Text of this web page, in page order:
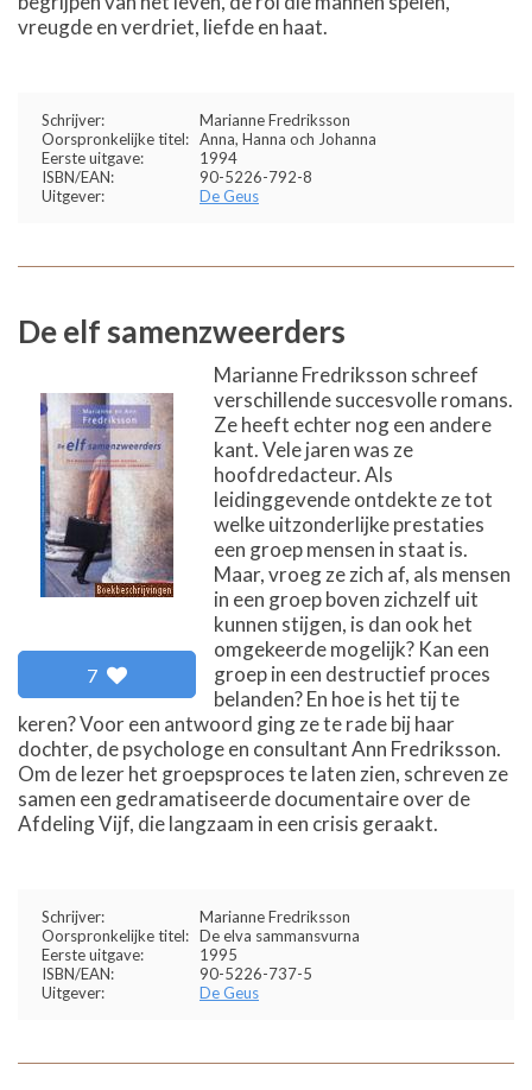
vreugde en verdriet, liefde en haat.
Schrijver:
Marianne Fredriksson
Oorspronkelijke titel: Anna, Hanna och Johanna
Eerste uitgave:
1994
ISBN/EAN:
90-5226-792-8
Uitgever:
De Geus
De elf samenzweerders
7
Marianne Fredriksson schreef
verschillende succesvolle romans.
Ze heeft echter nog een andere
kant. Vele jaren was ze
hoofdredacteur. Als
leidinggevende ontdekte ze tot
welke uitzonderlijke prestaties
een groep mensen in staat is.
Maar, vroeg ze zich af, als mensen
in een groep boven zichzelf uit
kunnen stijgen, is dan ook het
omgekeerde mogelijk? Kan een
groep in een destructief proces
belanden? En hoe is het tij te
keren? Voor een antwoord ging ze te rade bij haar
dochter, de psychologe en consultant Ann Fredriksson.
Om de lezer het groepsproces te laten zien, schreven ze
samen een gedramatiseerde documentaire over de
Afdeling Vijf, die langzaam in een crisis geraakt.
Schrijver:
Marianne Fredriksson
Oorspronkelijke titel: De elva sammansvurna
Eerste uitgave:
1995
ISBN/EAN:
90-5226-737-5
Uitgever:
De Geus